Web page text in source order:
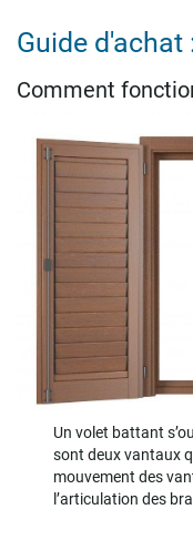
Guide
Comment
Un volet battant
sont deux vantaux
mouvement des
l’articulation des